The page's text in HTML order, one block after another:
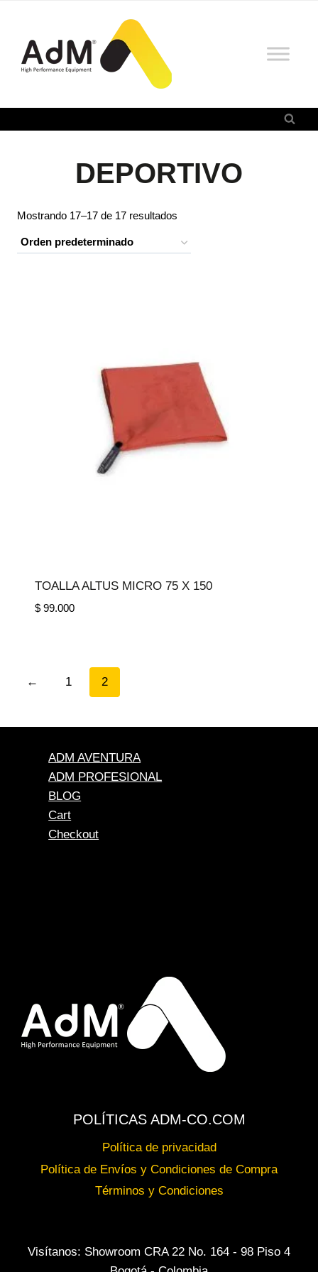
contenido
DEPORTIVO
Mostrando 17–17 de 17 resultados
TOALLA ALTUS MICRO 75 X 150
$99.000
← 1 2
ADM AVENTURA
ADM PROFESIONAL
BLOG
Cart
Checkout
POLÍTICAS ADM-CO.COM
Política de privacidad
Política de Envíos y Condiciones de Compra
Términos y Condiciones
Visítanos: Showroom CRA 22 No. 164 - 98 Piso 4